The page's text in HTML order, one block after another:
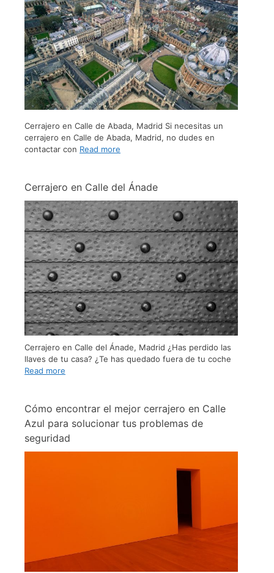
Cerrajero en Calle de Abada, Madrid Si necesitas un
cerrajero en Calle de Abada, Madrid, no dudes en
contactar con Read more
Cerrajero en Calle del Ánade
Cerrajero en Calle del Ánade, Madrid ¿Has perdido las
llaves de tu casa? ¿Te has quedado fuera de tu coche
Read more
Cómo encontrar el mejor cerrajero en Calle
Azul para solucionar tus problemas de
seguridad